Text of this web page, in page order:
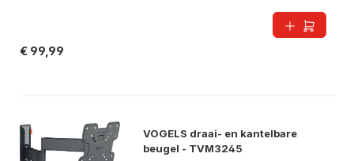
€ 99,99
VOGELS draai- en kantelbare
beugel - TVM3245